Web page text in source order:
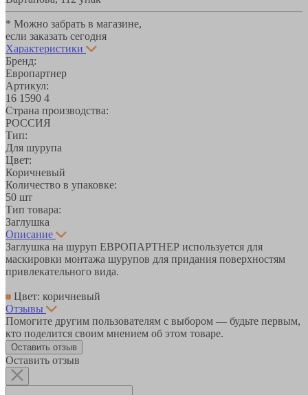
* Можно забрать в магазине,
если заказать сегодня
Характеристики
Бренд:
Европартнер
Артикул:
16 1590 4
Страна производства:
РОССИЯ
Тип:
Для шурупа
Цвет:
Коричневый
Количество в упаковке:
50 шт
Тип товара:
Заглушка
Описание
Заглушка на шуруп ЕВРОПАРТНЕР используется для
маскировки монтажа шурупов для придания поверхностям
привлекательного вида.
Цвет: коричневый
Отзывы
Помогите другим пользователям с выбором — будьте первым,
кто поделится своим мнением об этом товаре.
Оставить отзыв
Оставить отзыв